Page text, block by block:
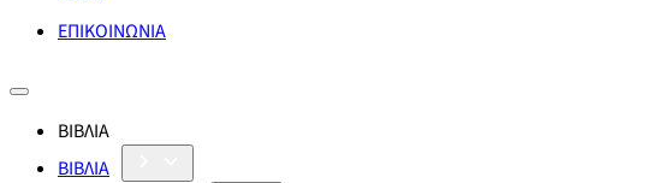
ΕΠΙΚΟΙΝΩΝΙΑ
ΒΙΒΛΙΑ
ΒΙΒΛΙΑ